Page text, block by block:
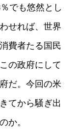
でも悠然とし
せれば、世界
費者たる国民
の政府にして
だ。今回の米
てから騒ぎ出
か。